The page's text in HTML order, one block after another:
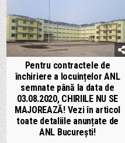
Pentru contractele de
închiriere a locuințelor ANL
semnate până la data de
03.08.2020, CHIRIILE NU SE
MAJOREAZĂ! Vezi în articol
toate detaliile anunțate de
ANL București!